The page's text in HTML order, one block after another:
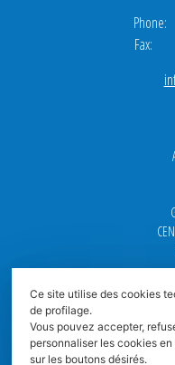
Phone:
Fax:
Nos bureaux
Ce site utilise des cookies
de profilage.
Vous pouvez accepter,
personnaliser les cookies
sur les boutons désirés.